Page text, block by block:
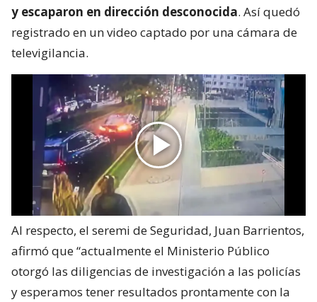
y escaparon en dirección desconocida. Así quedó
registrado en un video captado por una cámara de
televigilancia.
Al respecto, el seremi de Seguridad, Juan Barrientos,
afirmó que “actualmente el Ministerio Público
otorgó las diligencias de investigación a las policías
y esperamos tener resultados prontamente con la